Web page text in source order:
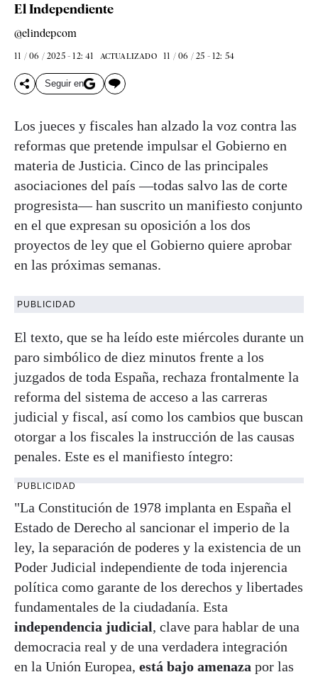
El Independiente
@elindepcom
11 / 06 / 2025 - 12: 41 ACTUALIZADO 11 / 06 / 25 - 12: 54
Seguir en
Los jueces y fiscales han alzado la voz contra las
reformas que pretende impulsar el Gobierno en
materia de Justicia. Cinco de las principales
asociaciones del país —todas salvo las de corte
progresista— han suscrito un manifiesto conjunto
en el que expresan su oposición a los dos
proyectos de ley que el Gobierno quiere aprobar
en las próximas semanas.
PUBLICIDAD
El texto, que se ha leído este miércoles durante un
paro simbólico de diez minutos frente a los
juzgados de toda España, rechaza frontalmente la
reforma del sistema de acceso a las carreras
judicial y fiscal, así como los cambios que buscan
otorgar a los fiscales la instrucción de las causas
penales. Este es el manifiesto íntegro:
PUBLICIDAD
"La Constitución de 1978 implanta en España el
Estado de Derecho al sancionar el imperio de la
ley, la separación de poderes y la existencia de un
Poder Judicial independiente de toda injerencia
política como garante de los derechos y libertades
fundamentales de la ciudadanía. Esta
independencia judicial, clave para hablar de una
democracia real y de una verdadera integración
en la Unión Europea, está bajo amenaza por las